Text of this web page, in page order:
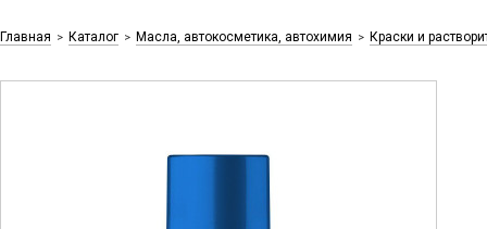
Главная > Каталог > Масла, автокосметика, автохимия > Краски и